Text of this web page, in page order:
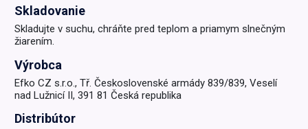
Skladovanie
Skladujte v suchu, chráňte pred teplom a priamym slnečným
žiarením.
Výrobca
Efko CZ s.r.o., Tř. Československé armády 839/839, Veselí
nad Lužnicí II, 391 81 Česká republika
Distribútor